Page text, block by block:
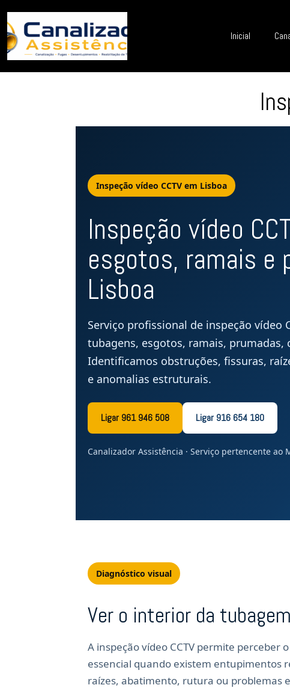
Inicial
Inspeção vídeo CCTV em Lisboa
Inspeção vídeo
esgotos, ramais e
Lisboa
Serviço profissional de inspeção vídeo
tubagens, esgotos, ramais, prumadas,
Identificamos obstruções, fissuras,
e anomalias estruturais.
Ligar 961 946 508 Ligar 916 654 180
Canalizador Assistência · Serviço pertencente ao
Diagnóstico visual
Ver o interior da
A inspeção vídeo CCTV permite
essencial quando existem entupimentos
raízes, abatimento, rutura ou problemas